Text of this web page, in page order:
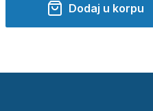
Dodaj u korpu